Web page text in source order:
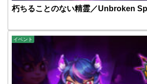
朽ちることのない精霊／Unbroken
イベント